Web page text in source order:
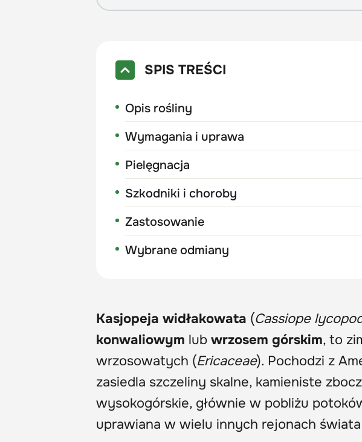
SPIS TREŚCI
Opis rośliny
Wymagania i uprawa
Pielęgnacja
Szkodniki i choroby
Zastosowanie
Wybrane odmiany
Kasjopeja widłakowata (Cassiope
konwaliowym lub wrzosem górskim, to
wrzosowatych (Ericaceae). Pochodzi z
zasiedla szczeliny skalne, kamieniste
wysokogórskie, głównie w pobliżu
uprawiana w wielu innych rejonach